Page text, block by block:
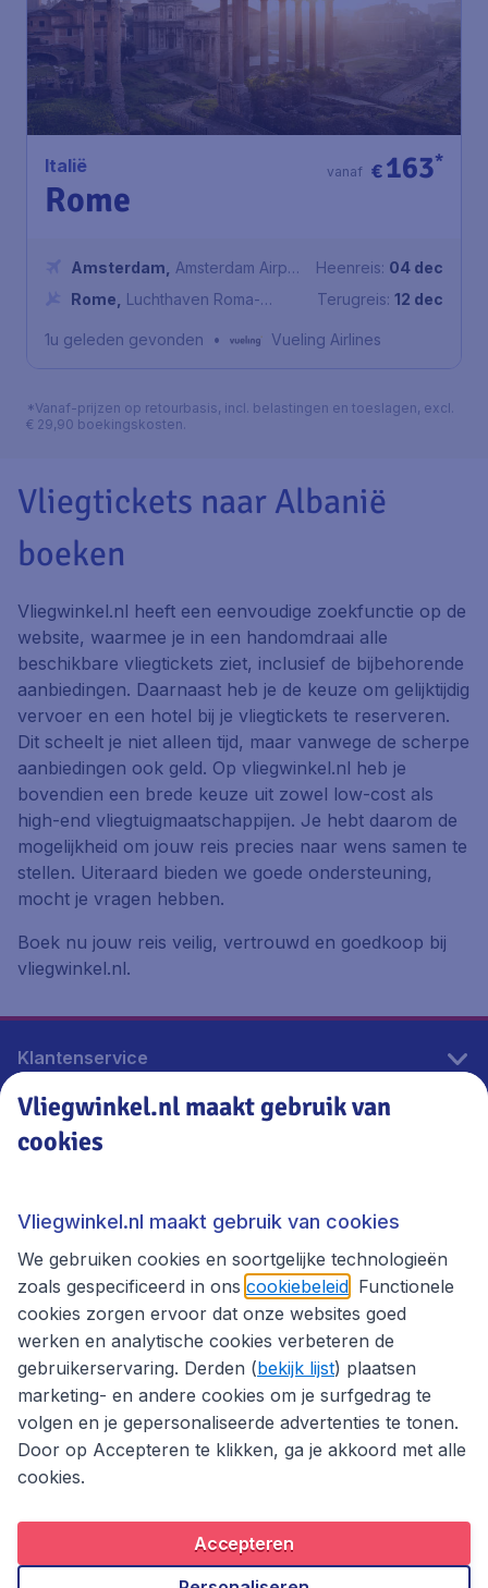
Italië
Rome
€163
vanaf
Amsterdam
Amsterdam Airport
Schiphol
Rome
Luchthaven Roma-
Heenreis: 04 dec
Terugreis: 12 dec
1u geleden gevonden • Vueling Airlines
*Vanaf-prijzen op retourbasis, incl. belastingen en toeslagen, excl.
€ 29,90 boekingskosten.
Vliegtickets naar Albanië
boeken
Vliegwinkel.nl heeft een eenvoudige zoekfunctie op de
website, waarmee je in een handomdraai alle
beschikbare vliegtickets ziet, inclusief de bijbehorende
aanbiedingen. Daarnaast heb je de keuze om gelijktijdig
vervoer en een hotel bij je vliegtickets te reserveren.
Dit scheelt je niet alleen tijd, maar vanwege de scherpe
aanbiedingen ook geld. Op vliegwinkel.nl heb je
bovendien een brede keuze uit zowel low-cost als
high-end vliegtuigmaatschappijen. Je hebt daarom de
mogelijkheid om jouw reis precies naar wens samen te
stellen. Uiteraard bieden we goede ondersteuning,
mocht je vragen hebben.
Boek nu jouw reis veilig, vertrouwd en goedkoop bij
vliegwinkel.nl.
Klantenservice
Vliegwinkel.nl
Thema's
Privacybeleid
Copyright © 2026
Vliegwinkel.nl maakt gebruik van
cookies
Vliegwinkel.nl maakt gebruik van cookies
We gebruiken cookies en soortgelijke technologieën
zoals gespecificeerd in ons cookiebeleid . Functionele
cookies zorgen ervoor dat onze websites goed
werken en analytische cookies verbeteren de
gebruikerservaring. Derden (bekijk lijst) plaatsen
marketing- en andere cookies om je surfgedrag te
volgen en je gepersonaliseerde advertenties te tonen.
Door op Accepteren te klikken, ga je akkoord met alle
cookies.
Accepteren